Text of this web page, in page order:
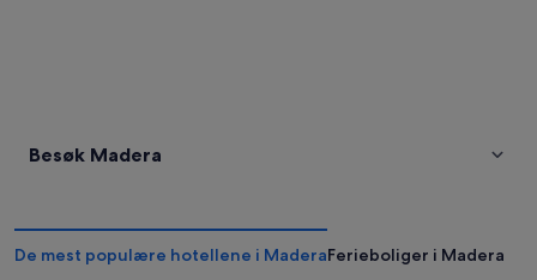
Besøk Madera
De mest populære hotellene i MaderaFerieboliger i Madera